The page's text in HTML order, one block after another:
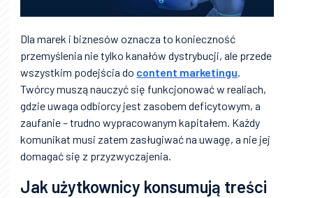
Dla marek i biznesów oznacza to konieczność
przemyślenia nie tylko kanałów dystrybucji, ale przede
wszystkim podejścia do content marketingu.
Twórcy muszą nauczyć się funkcjonować w realiach,
gdzie uwaga odbiorcy jest zasobem deficytowym, a
zaufanie – trudno wypracowanym kapitałem. Każdy
komunikat musi zatem zasługiwać na uwagę, a nie jej
domagać się z przyzwyczajenia.
Jak użytkownicy konsumują treści